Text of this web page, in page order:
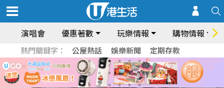
演唱會 優惠著數 玩樂情報 購物情報
熱門關鍵字： 公屋熱話 娛樂新聞 定期存款